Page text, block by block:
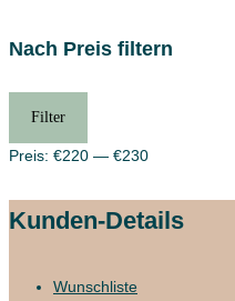
Nach Preis filtern
Filter
Preis: €220 — €230
Kunden-Details
Wunschliste